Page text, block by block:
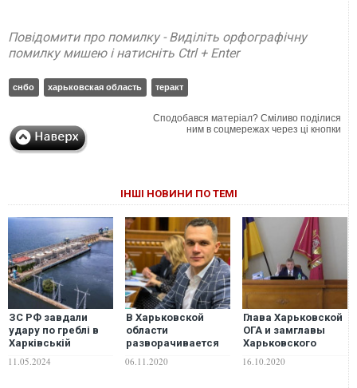
Повідомити про помилку - Виділіть орфографічну
помилку мишею і натисніть Ctrl + Enter
снбо харьковская область теракт
Сподобався матеріал? Сміливо поділися
ним в соцмережах через ці кнопки
ІНШІ НОВИНИ ПО ТЕМІ
ЗС РФ завдали
удару по греблі в
Харківській
Міноборони поки
11.05.2024
В Харьковской
области
разворачивается
за губернаторство,
06.11.2020
Глава Харьковской
ОГА и замглавы
Харьковского
обсуждают
16.10.2020